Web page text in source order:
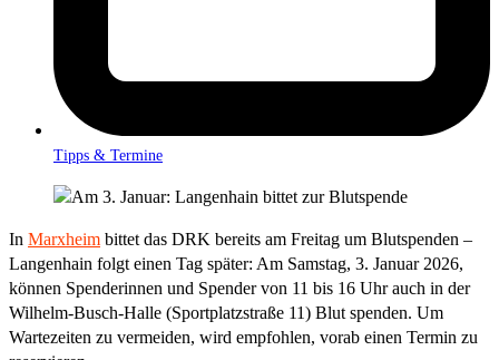
Tipps & Termine
In Marxheim bittet das DRK bereits am Freitag um Blutspenden –
Langenhain folgt einen Tag später: Am Samstag, 3. Januar 2026,
können Spenderinnen und Spender von 11 bis 16 Uhr auch in der
Wilhelm-Busch-Halle (Sportplatzstraße 11) Blut spenden. Um
Wartezeiten zu vermeiden, wird empfohlen, vorab einen Termin zu